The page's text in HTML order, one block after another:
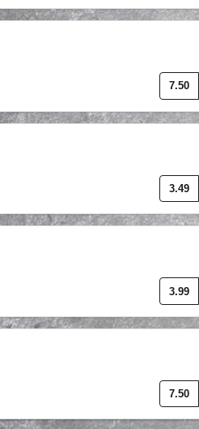
7.50
3.49
3.99
7.50